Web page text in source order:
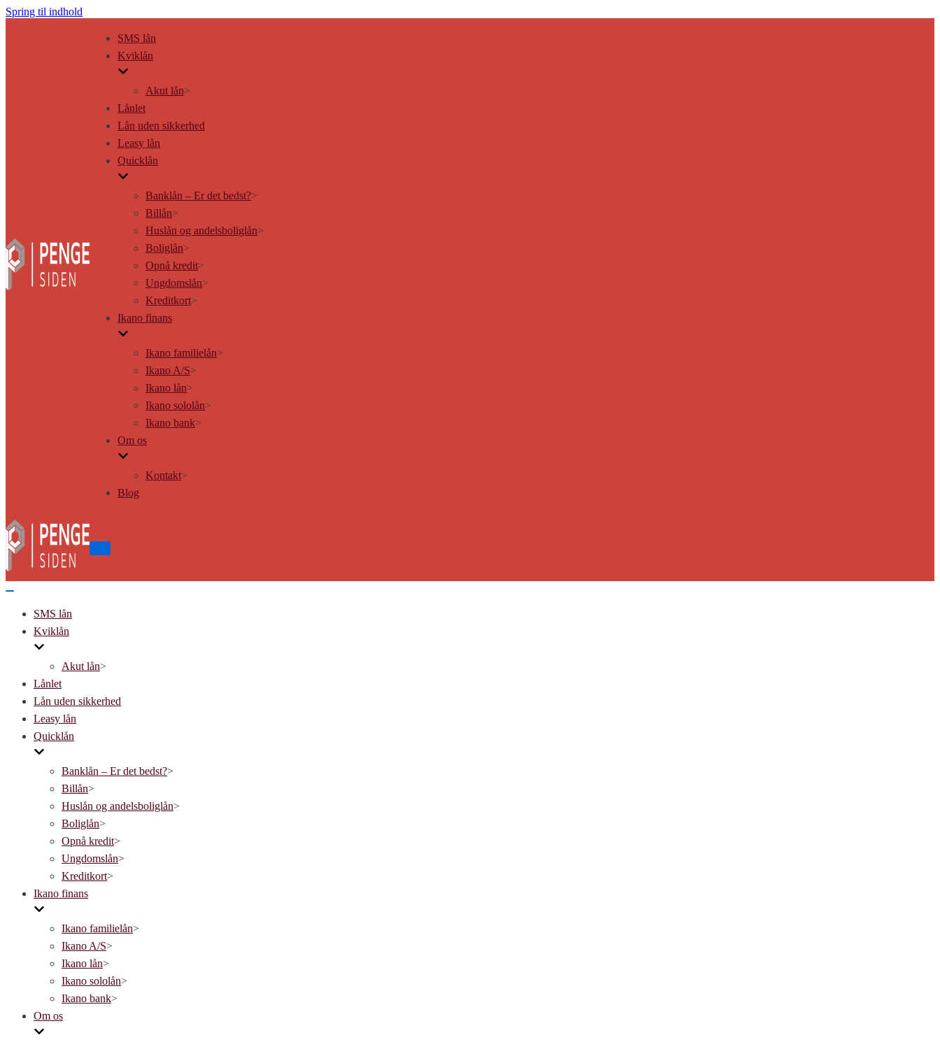
Spring til indhold
SMS lån
Kviklån
Akut lån>
Lånlet
Lån uden sikkerhed
Leasy lån
Quicklån
Banklån – Er det bedst?>
Billån>
Huslån og andelsboliglån>
Boliglån>
Opnå kredit>
Ungdomslån>
Kreditkort>
Ikano finans
Ikano familielån>
Ikano A/S>
Ikano lån>
Ikano sololån>
Ikano bank>
Om os
Kontakt>
Blog
Tænd/sluk
navigationSMS lån
Kviklån
Akut lån>
Lånlet
Lån uden sikkerhed
Leasy lån
Quicklån
Banklån – Er det bedst?>
Billån>
Huslån og andelsboliglån>
Boliglån>
Opnå kredit>
Ungdomslån>
Kreditkort>
Ikano finans
Ikano familielån>
Ikano A/S>
Ikano lån>
Ikano sololån>
Ikano bank>
Om os